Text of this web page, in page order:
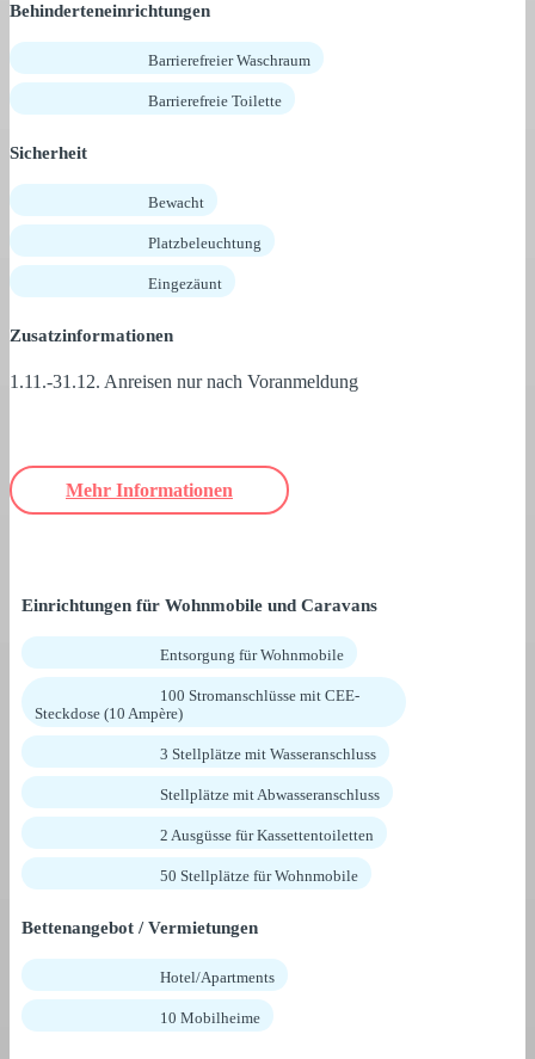
Behinderteneinrichtungen
Barrierefreier Waschraum
Barrierefreie Toilette
Sicherheit
Bewacht
Platzbeleuchtung
Eingezäunt
Zusatzinformationen
1.11.-31.12. Anreisen nur nach Voranmeldung
Mehr Informationen
Einrichtungen für Wohnmobile und Caravans
Entsorgung für Wohnmobile
100 Stromanschlüsse mit CEE-
Steckdose (10 Ampère)
3 Stellplätze mit Wasseranschluss
Stellplätze mit Abwasseranschluss
2 Ausgüsse für Kassettentoiletten
50 Stellplätze für Wohnmobile
Bettenangebot / Vermietungen
Hotel/Apartments
10 Mobilheime